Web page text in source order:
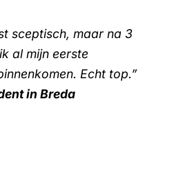
sceptisch, maar na 3
al mijn eerste
Echt top.”
in Breda